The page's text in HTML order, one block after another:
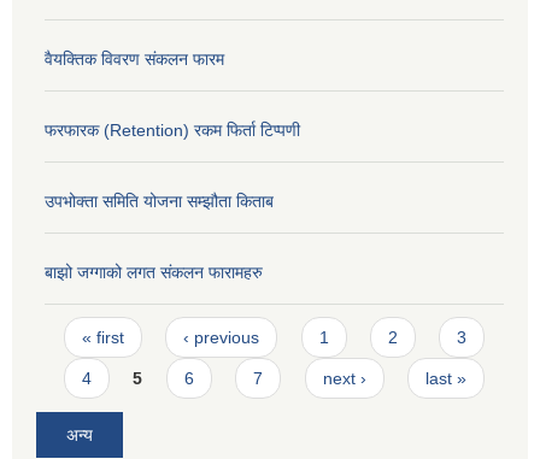
वैयक्तिक विवरण संकलन फारम
फरफारक (Retention) रकम फिर्ता टिप्पणी
उपभोक्ता समिति योजना सम्झौता किताब
बाझो जग्गाको लगत संकलन फारामहरु
Pages
« first ‹ previous 1 2 3
4 5 6 7 next › last »
अन्य